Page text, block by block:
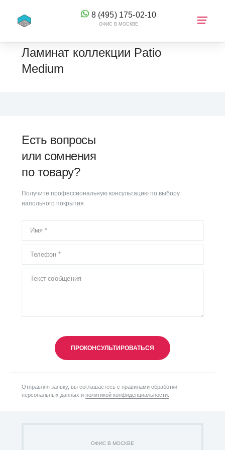
8 (495) 175-02-10
ОФИС В МОСКВЕ
Ламинат коллекции Patio
Medium
Есть вопросы
или сомнения
по товару?
Получите профессиональную консультацию по выбору
напольного покрытия
ПРОКОНСУЛЬТИРОВАТЬСЯ
Отправляя заявку, вы соглашаетесь с правилами обработки
персональных данных и политикой конфиденциальности.
ОФИС В МОСКВЕ